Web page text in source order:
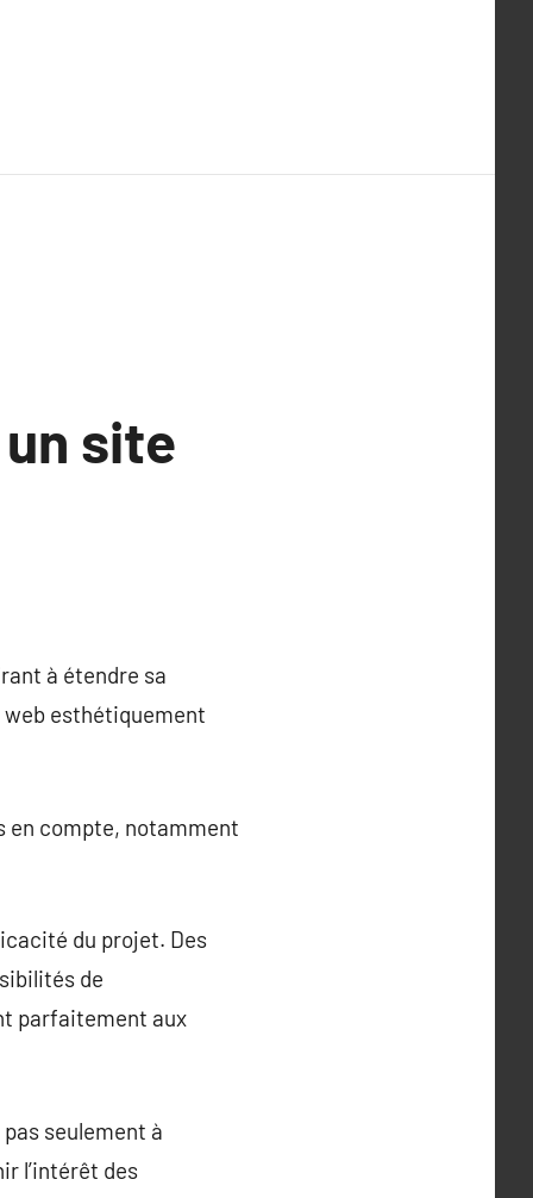
site
à étendre sa
web esthétiquement
en compte, notamment
du projet. Des
de
parfaitement aux
seulement à
l’intérêt des